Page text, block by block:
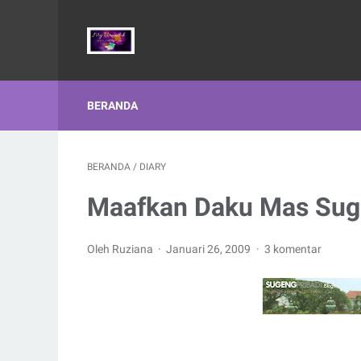
BERANDA
BERANDA / DIARY
Maafkan Daku Mas
Oleh Ruziana Januari 26, 2009 3 komentar